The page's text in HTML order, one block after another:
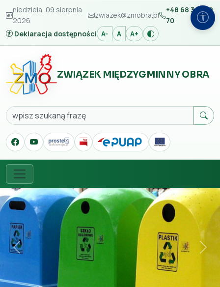
niedziela, 09 sierpnia
2026
zwiazek@zmobra.pl
+48 68 347 42
70
Deklaracja dostępności A- A A+
ZWIĄZEK MIĘDZYGMINNY OBRA
Szukaj
Menu
Poprzedni